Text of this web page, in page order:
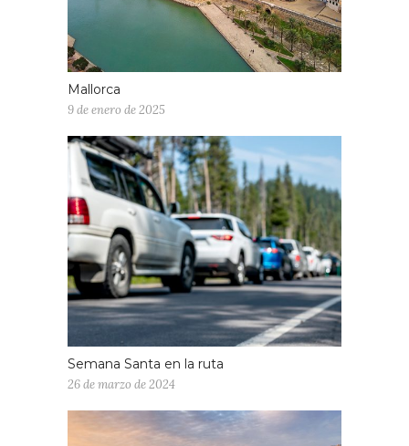
Mallorca
9 de enero de 2025
Semana Santa en la ruta
26 de marzo de 2024